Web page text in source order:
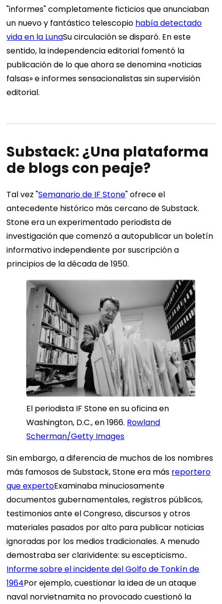
"informes" completamente ficticios que anunciaban
un nuevo y fantástico telescopio había detectado
vida en la LunaSu circulación se disparó. En este
sentido, la independencia editorial fomentó la
publicación de lo que ahora se denomina «noticias
falsas» e informes sensacionalistas sin supervisión
editorial.
Substack: ¿Una plataforma
de blogs con peaje?
Tal vez "Semanario de IF Stone" ofrece el
antecedente histórico más cercano de Substack.
Stone era un experimentado periodista de
investigación que comenzó a autopublicar un boletín
informativo independiente por suscripción a
principios de la década de 1950.
El periodista IF Stone en su oficina en
Washington, D.C., en 1966. Rowland
Scherman/Getty Images
Sin embargo, a diferencia de muchos de los nombres
más famosos de Substack, Stone era más reportero
que expertoExaminaba minuciosamente
documentos gubernamentales, registros públicos,
testimonios ante el Congreso, discursos y otros
materiales pasados ​​por alto para publicar noticias
ignoradas por los medios tradicionales. A menudo
demostraba ser clarividente: su escepticismo..
Informe sobre el incidente del Golfo de Tonkín de
1964Por ejemplo, cuestionar la idea de un ataque
naval norvietnamita no provocado cuestionó la